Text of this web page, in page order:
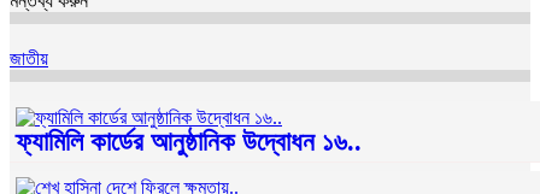
জাতীয়
ফ্যামিলি কার্ডের আনুষ্ঠানিক উদ্বোধন ১৬..